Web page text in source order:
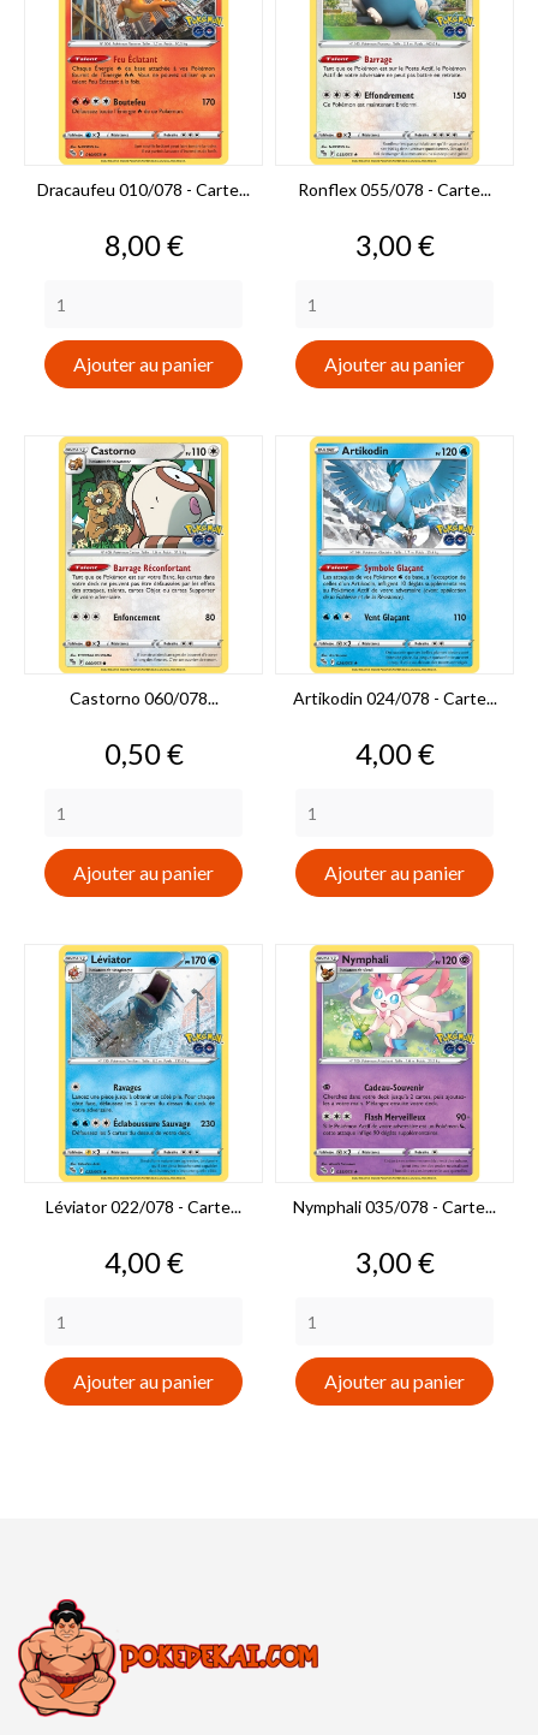
Dracaufeu 010/078 - Carte...
Prix
8,00 €
Ajouter au panier
Ronflex 055/078 - Carte...
Prix
3,00 €
Ajouter au panier
Castorno 060/078...
Prix
0,50 €
Ajouter au panier
Artikodin 024/078 - Carte...
Prix
4,00 €
Ajouter au panier
Léviator 022/078 - Carte...
Prix
4,00 €
Ajouter au panier
Nymphali 035/078 - Carte...
Prix
3,00 €
Ajouter au panier